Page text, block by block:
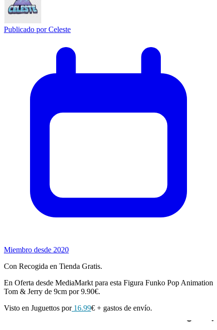
Publicado porCeleste
Miembro desde 2020
Con Recogida en Tienda Gratis.
En Oferta desde MediaMarkt para esta Figura Funko Pop Animation
Tom & Jerry de 9cm por 9.90€.
Visto en Juguettos por16.99€ + gastos de envío.